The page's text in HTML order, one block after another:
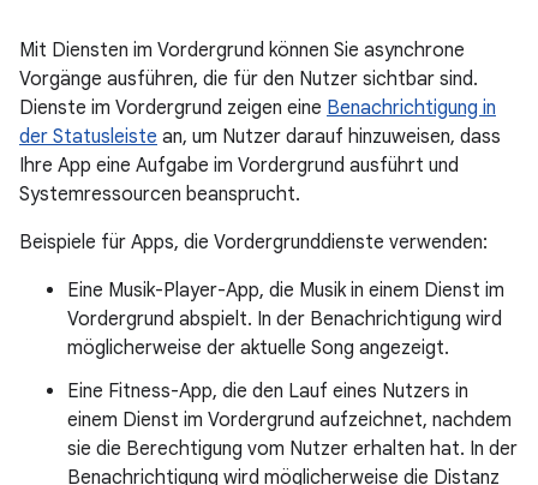
Mit Diensten im Vordergrund können Sie asynchrone
Vorgänge ausführen, die für den Nutzer sichtbar sind.
Dienste im Vordergrund zeigen eine Benachrichtigung in
der Statusleiste an, um Nutzer darauf hinzuweisen, dass
Ihre App eine Aufgabe im Vordergrund ausführt und
Systemressourcen beansprucht.
Beispiele für Apps, die Vordergrunddienste verwenden:
Eine Musik-Player-App, die Musik in einem Dienst im
Vordergrund abspielt. In der Benachrichtigung wird
möglicherweise der aktuelle Song angezeigt.
Eine Fitness-App, die den Lauf eines Nutzers in
einem Dienst im Vordergrund aufzeichnet, nachdem
sie die Berechtigung vom Nutzer erhalten hat. In der
Benachrichtigung wird möglicherweise die Distanz